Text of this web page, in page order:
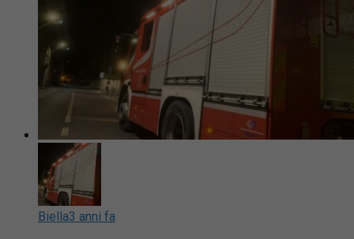
Biella3 anni fa